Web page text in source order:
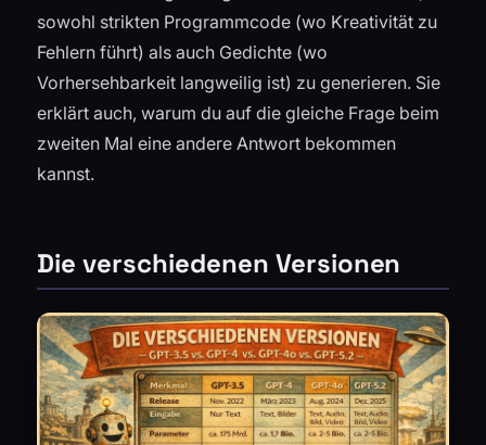
sowohl strikten Programmcode (wo Kreativität zu
Fehlern führt) als auch Gedichte (wo
Vorhersehbarkeit langweilig ist) zu generieren. Sie
erklärt auch, warum du auf die gleiche Frage beim
zweiten Mal eine andere Antwort bekommen
kannst.
Die verschiedenen Versionen